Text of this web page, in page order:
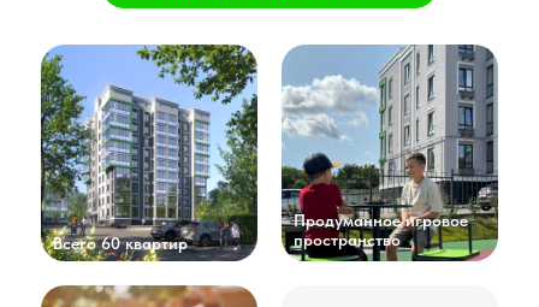
Всего 60 квартир
Продуманное игровое
пространство